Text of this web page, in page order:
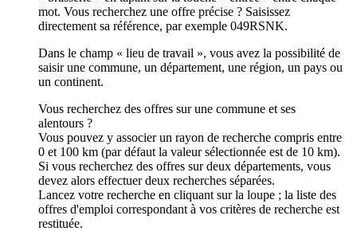
mot. Vous recherchez une offre précise ? Saisissez
directement sa référence, par exemple 049RSNK.
Dans le champ « lieu de travail », vous avez la possibilité de
saisir une commune, un département, une région, un pays ou
un continent.
Vous recherchez des offres sur une commune et ses
alentours ?
Vous pouvez y associer un rayon de recherche compris entre
0 et 100 km (par défaut la valeur sélectionnée est de 10 km).
Si vous recherchez des offres sur deux départements, vous
devez alors effectuer deux recherches séparées.
Lancez votre recherche en cliquant sur la loupe ; la liste des
offres d'emploi correspondant à vos critères de recherche est
restituée.